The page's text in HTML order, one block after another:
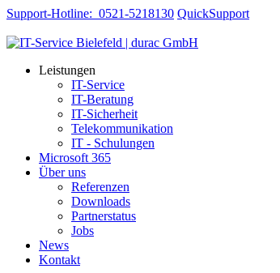
Support-Hotline: 0521-5218130 QuickSupport
Leistungen
IT-Service
IT-Beratung
IT-Sicherheit
Telekommunikation
IT - Schulungen
Microsoft 365
Über uns
Referenzen
Downloads
Partnerstatus
Jobs
News
Kontakt